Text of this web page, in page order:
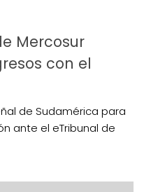
Mercosur
con el
de Sudamérica para
ante el eTribunal de